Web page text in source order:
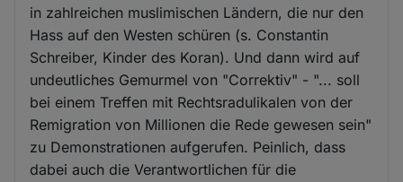
in zahlreichen muslimischen Ländern, die nur den
Hass auf den Westen schüren (s. Constantin
Schreiber, Kinder des Koran). Und dann wird auf
undeutliches Gemurmel von "Correktiv" - "... soll
bei einem Treffen mit Rechtsradulikalen von der
Remigration von Millionen die Rede gewesen sein"
zu Demonstrationen aufgerufen. Peinlich, dass
dabei auch die Verantwortlichen für die